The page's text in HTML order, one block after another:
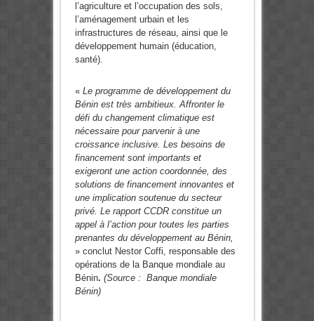
l’agriculture et l’occupation des sols,
l’aménagement urbain et les
infrastructures de réseau, ainsi que le
développement humain (éducation,
santé).
« Le programme de développement du
Bénin est très ambitieux. Affronter le
défi du changement climatique est
nécessaire pour parvenir à une
croissance inclusive. Les besoins de
financement sont importants et
exigeront une action coordonnée, des
solutions de financement innovantes et
une implication soutenue du secteur
privé. Le rapport CCDR constitue un
appel à l’action pour toutes les parties
prenantes du développement au Bénin,
» conclut Nestor Coffi, responsable des
opérations de la Banque mondiale au
Bénin. (Source : Banque mondiale
Bénin)